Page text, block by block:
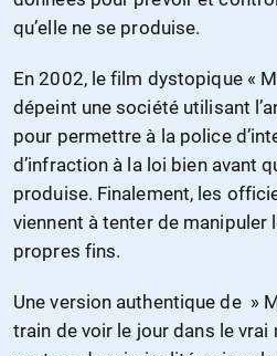
qu’elle ne se produise.
En 2002, le film dystopique «
dépeint une société utilisant
pour permettre à la police
d’infraction à la loi bien avant
produise. Finalement, les
viennent à tenter de manipuler
propres fins.
Une version authentique de »
train de voir le jour dans le